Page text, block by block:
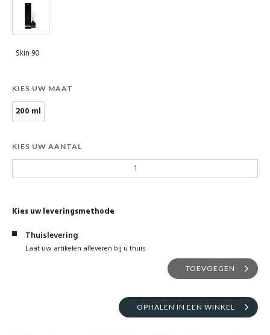
Skin 90
KIES UW MAAT
200 ml
KIES UW AANTAL
Kies uw leveringsmethode
Thuislevering
Laat uw artikelen afleveren bij u thuis
TOEVOEGEN
OPHALEN IN EEN WINKEL